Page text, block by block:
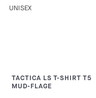
UNISEX
TACTICA LS T-SHIRT T5
MUD-FLAGE